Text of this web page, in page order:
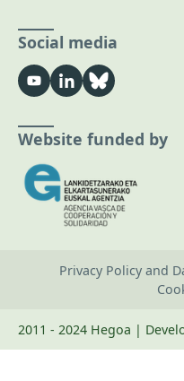
Social media
Website funded by
Privacy Policy and
2011 - 2024 Hegoa |